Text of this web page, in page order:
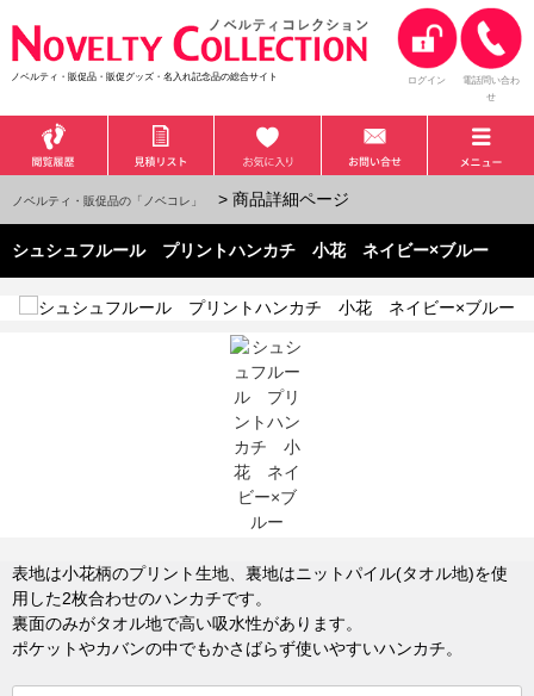
ノベルティ・販促品・販促グッズ・名入れ記念品の総合サイト ログイン
電話問い合わ
せ
ノベルティ・販促品の「ノベコレ」 > 商品詳細ページ
シュシュフルール プリントハンカチ 小花 ネイビー×ブルー
表地は小花柄のプリント生地、裏地はニットパイル(タオル地)を使
用した2枚合わせのハンカチです。
裏面のみがタオル地で高い吸水性があります。
ポケットやカバンの中でもかさばらず使いやすいハンカチ。